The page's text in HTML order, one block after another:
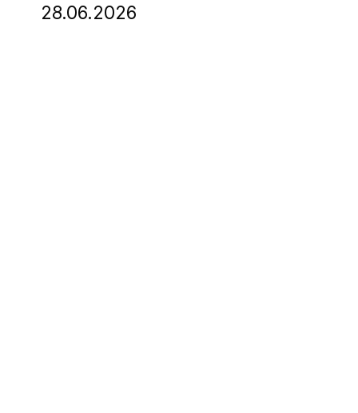
28.06.2026